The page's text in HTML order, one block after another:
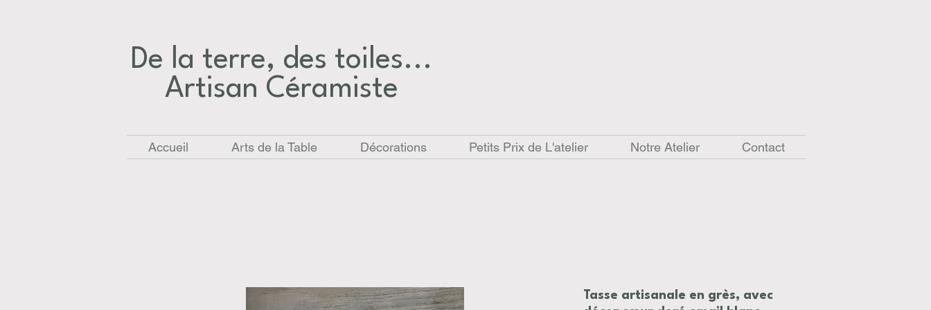
De la terre, des toiles...​
Artisan Céramiste
Accueil Arts de la Table Décorations Petits Prix de L'atelier Notre Atelier Contact
Tasse artisanale en grès, avec